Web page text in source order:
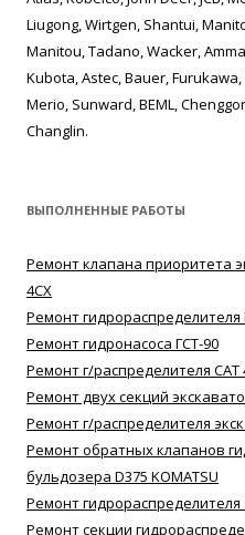
Liugong, Wirtgen, Shantui,
Manitou, Tadano, Wacker,
Kubota, Astec, Bauer,
Merio, Sunward, BEML,
Changlin.
ВЫПОЛНЕННЫЕ РАБОТЫ
Ремонт клапана приоритета
4CX
Ремонт гидрораспределителя
Ремонт гидронасоса ГСТ-90
Ремонт г/распределителя САТ
Ремонт двух секций
Ремонт г/распределителя
Ремонт обратных клапанов
бульдозера D375 KOMATSU
Ремонт гидрораспределителя
Ремонт секции